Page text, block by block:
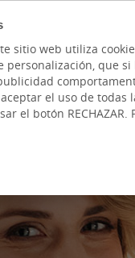
sitio web utiliza
personalización, que
el uso de todas
el botón RECHAZAR.
BANCA
TPVs, Cobros